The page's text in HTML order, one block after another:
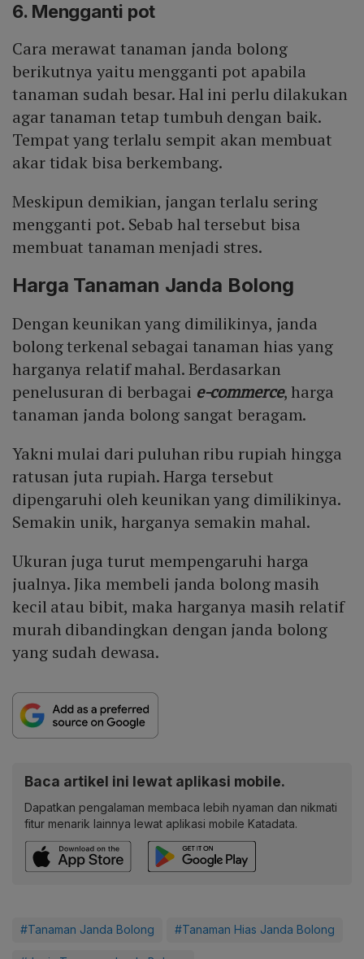
6. Mengganti pot
Cara merawat tanaman janda bolong
berikutnya yaitu mengganti pot apabila
tanaman sudah besar. Hal ini perlu dilakukan
agar tanaman tetap tumbuh dengan baik.
Tempat yang terlalu sempit akan membuat
akar tidak bisa berkembang.
Meskipun demikian, jangan terlalu sering
mengganti pot. Sebab hal tersebut bisa
membuat tanaman menjadi stres.
Harga Tanaman Janda Bolong
Dengan keunikan yang dimilikinya, janda
bolong terkenal sebagai tanaman hias yang
harganya relatif mahal. Berdasarkan
penelusuran di berbagai e-commerce, harga
tanaman janda bolong sangat beragam.
Yakni mulai dari puluhan ribu rupiah hingga
ratusan juta rupiah. Harga tersebut
dipengaruhi oleh keunikan yang dimilikinya.
Semakin unik, harganya semakin mahal.
Ukuran juga turut mempengaruhi harga
jualnya. Jika membeli janda bolong masih
kecil atau bibit, maka harganya masih relatif
murah dibandingkan dengan janda bolong
yang sudah dewasa.
Baca artikel ini lewat aplikasi mobile.
Dapatkan pengalaman membaca lebih nyaman dan nikmati
fitur menarik lainnya lewat aplikasi mobile Katadata.
#Tanaman Janda Bolong #Tanaman Hias Janda Bolong